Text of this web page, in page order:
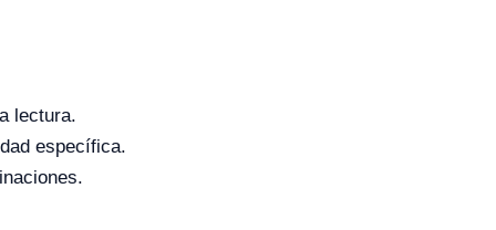
lectura.
específica.